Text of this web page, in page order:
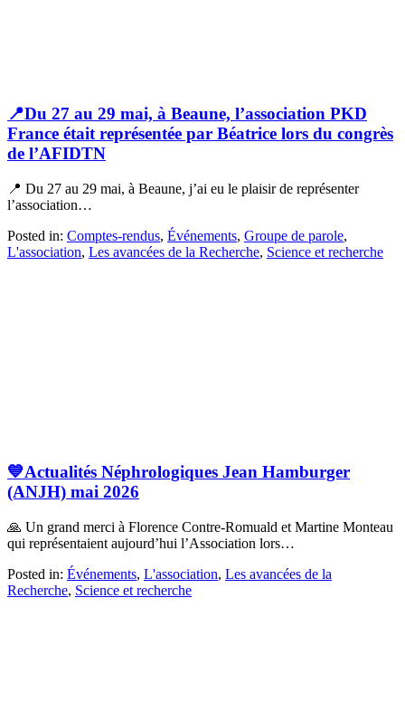
📍Du 27 au 29 mai, à Beaune, l’association PKD
France était représentée par Béatrice lors du congrès
de l’AFIDTN
📍 Du 27 au 29 mai, à Beaune, j’ai eu le plaisir de représenter
l’association…
Posted in: Comptes-rendus, Événements, Groupe de parole,
L'association, Les avancées de la Recherche, Science et recherche
💙Actualités Néphrologiques Jean Hamburger
(ANJH) mai 2026
🙏 Un grand merci à Florence Contre-Romuald et Martine Monteau
qui représentaient aujourd’hui l’Association lors…
Posted in: Événements, L'association, Les avancées de la
Recherche, Science et recherche